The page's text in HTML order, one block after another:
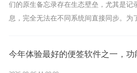
们的原生备忘录存在生态壁垒，尤其是记
息，完全无法在不同系统间直接同步。为
今年体验最好的便签软件之一，